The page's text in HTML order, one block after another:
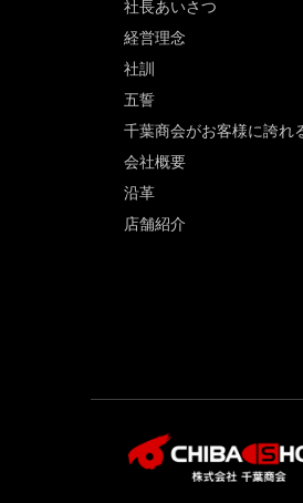
社長あいさつ
経営理念
社訓
五誓
千葉商会がお客様に誇れ
会社概要
沿革
店舗紹介